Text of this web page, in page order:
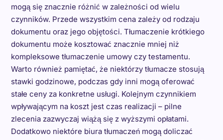
mogą się znacznie różnić w zależności od wielu
czynników. Przede wszystkim cena zależy od rodzaju
dokumentu oraz jego objętości. Tłumaczenie krótkiego
dokumentu może kosztować znacznie mniej niż
kompleksowe tłumaczenie umowy czy testamentu.
Warto również pamiętać, że niektórzy tłumacze stosują
stawki godzinowe, podczas gdy inni mogą oferować
stałe ceny za konkretne usługi. Kolejnym czynnikiem
wpływającym na koszt jest czas realizacji – pilne
zlecenia zazwyczaj wiążą się z wyższymi opłatami.
Dodatkowo niektóre biura tłumaczeń mogą doliczać